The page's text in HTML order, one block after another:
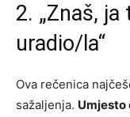
2. „Znaš,
uradio/la“
Ova rečenica
sažaljenja. Umjesto